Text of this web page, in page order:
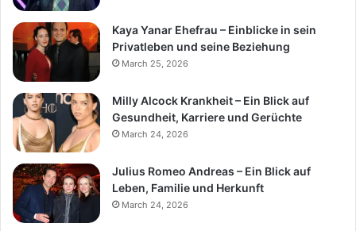
Kaya Yanar Ehefrau – Einblicke in sein
Privatleben und seine Beziehung
March 25, 2026
Milly Alcock Krankheit – Ein Blick auf
Gesundheit, Karriere und Gerüchte
March 24, 2026
Julius Romeo Andreas – Ein Blick auf
Leben, Familie und Herkunft
March 24, 2026